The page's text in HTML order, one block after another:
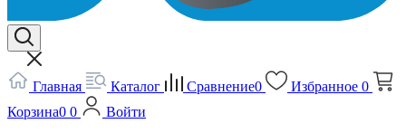
Главная Каталог Сравнение0 Избранное 0
Корзина0 0
Войти